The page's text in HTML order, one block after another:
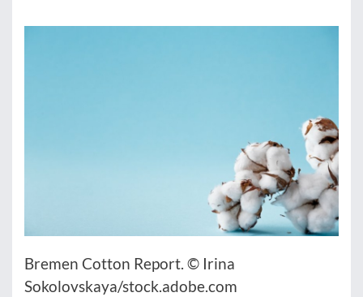
Bremen Cotton Report. © Irina
Sokolovskaya/stock.adobe.com